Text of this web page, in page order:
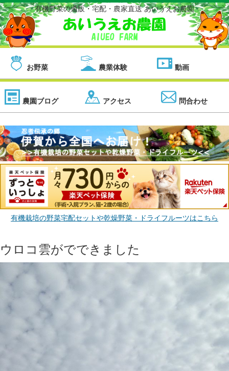
有機野菜の通販・宅配・農家直送 あいうえお農園
お野菜 農業体験 動画
農園ブログ アクセス 問合わせ
有機栽培の野菜宅配セットや乾燥野菜・ドライフルーツはこちら
ウロコ雲がでできました